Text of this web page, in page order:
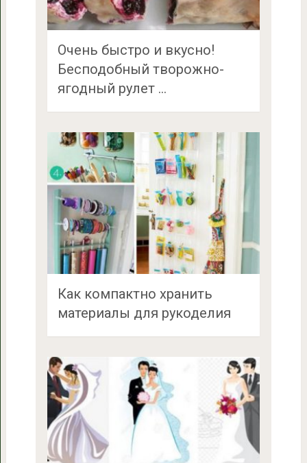
Очень быстро и вкусно!
Бесподобный творожно-
ягодный рулет …
Как компактно хранить
материалы для рукоделия